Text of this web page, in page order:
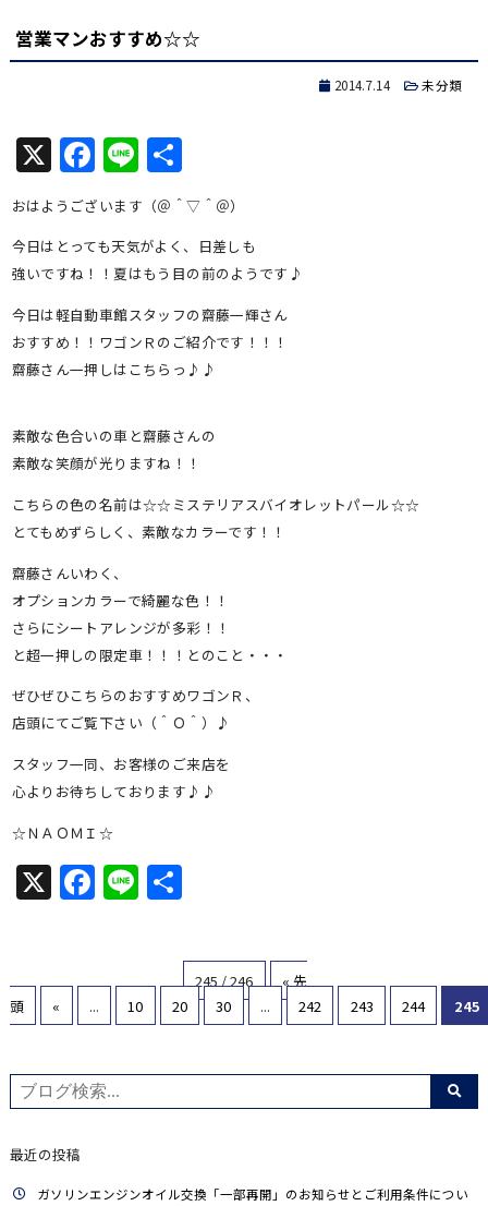
営業マンおすすめ☆☆
2014.7.14 未分類
X Facebook
Line共
有
おはようございます（＠＾▽＾＠）
今日はとっても天気がよく、日差しも
強いですね！！夏はもう目の前のようです♪
今日は軽自動車館スタッフの齋藤一輝さん
おすすめ！！ワゴンＲのご紹介です！！！
齋藤さん一押しはこちらっ♪♪
素敵な色合いの車と齋藤さんの
素敵な笑顔が光りますね！！
こちらの色の名前は☆☆ミステリアスバイオレットパール☆☆
とてもめずらしく、素敵なカラーです！！
齋藤さんいわく、
オプションカラーで綺麗な色！！
さらにシートアレンジが多彩！！
と超一押しの限定車！！！とのこと・・・
ぜひぜひこちらのおすすめワゴンＲ、
店頭にてご覧下さい（＾Ｏ＾）♪
スタッフ一同、お客様のご来店を
心よりお待ちしております♪♪
☆ＮＡＯＭＩ☆
X Facebook
Line共
245 / 246
« 先
頭
« ... 10 20 30 ... 242 243 244 245
最近の投稿
ガソリンエンジンオイル交換「一部再開」のお知らせとご利用条件につい